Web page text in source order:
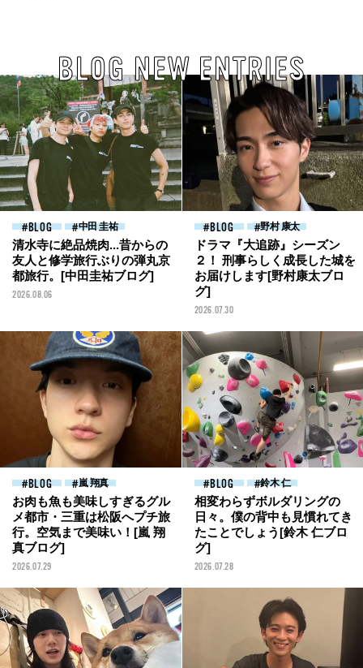
BLOG NEW ENTRIES
BLOG 中田 圭祐
清水寺に絶品焼肉...昔からの
友人と修学旅行ぶりの弾丸京
都旅行。[中田圭祐ブログ]
2026.08.06
BLOG 野村 康太
ドラマ『大追跡』シーズン
２！ 刑事らしく成長した城を
お届けします[野村康太ブロ
グ]
2026.07.30
BLOG 嵐 翔真
お肉も魚も美味しすぎるグル
メ都市・三重は松阪へプチ旅
行。空気まで美味い！[嵐 翔
真ブログ]
2026.07.29
BLOG 鈴木 仁
相変わらずボルダリングの
日々。僕の背中も見慣れてき
たことでしょう[鈴木 仁ブロ
グ]
2026.07.28